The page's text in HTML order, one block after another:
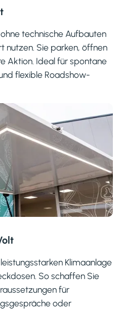
ohne technische Aufbauten
nutzen. Sie parken, öffnen
Aktion. Ideal für spontane
flexible Roadshow-
Klimaanlage
So schaffen Sie
für
oder